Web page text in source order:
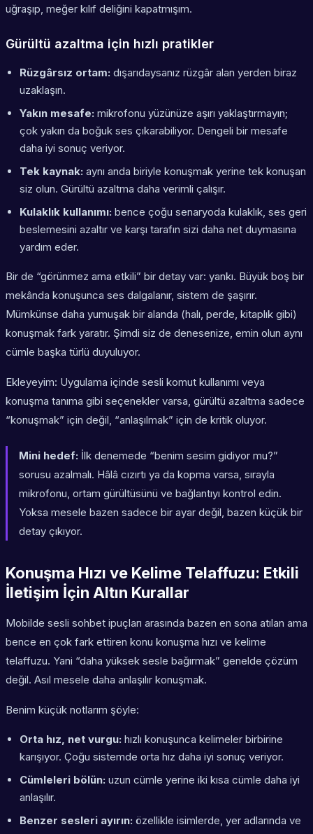
uğraşıp, meğer kılıf deliğini kapatmışım.
Gürültü azaltma için hızlı pratikler
Rüzgârsız ortam: dışarıdaysanız rüzgâr alan yerden biraz
uzaklaşın.
Yakın mesafe: mikrofonu yüzünüze aşırı yaklaştırmayın;
çok yakın da boğuk ses çıkarabiliyor. Dengeli bir mesafe
daha iyi sonuç veriyor.
Tek kaynak: aynı anda biriyle konuşmak yerine tek konuşan
siz olun. Gürültü azaltma daha verimli çalışır.
Kulaklık kullanımı: bence çoğu senaryoda kulaklık, ses geri
beslemesini azaltır ve karşı tarafın sizi daha net duymasına
yardım eder.
Bir de “görünmez ama etkili” bir detay var: yankı. Büyük boş bir
mekânda konuşunca ses dalgalanır, sistem de şaşırır.
Mümkünse daha yumuşak bir alanda (halı, perde, kitaplık gibi)
konuşmak fark yaratır. Şimdi siz de denesenize, emin olun aynı
cümle başka türlü duyuluyor.
Ekleyeyim: Uygulama içinde sesli komut kullanımı veya
konuşma tanıma gibi seçenekler varsa, gürültü azaltma sadece
“konuşmak” için değil, “anlaşılmak” için de kritik oluyor.
Mini hedef: İlk denemede “benim sesim gidiyor mu?”
sorusu azalmalı. Hâlâ cızırtı ya da kopma varsa, sırayla
mikrofonu, ortam gürültüsünü ve bağlantıyı kontrol edin.
Yoksa mesele bazen sadece bir ayar değil, bazen küçük bir
detay çıkıyor.
Konuşma Hızı ve Kelime Telaffuzu: Etkili
İletişim İçin Altın Kurallar
Mobilde sesli sohbet ipuçları arasında bazen en sona atılan ama
bence en çok fark ettiren konu konuşma hızı ve kelime
telaffuzu. Yani “daha yüksek sesle bağırmak” genelde çözüm
değil. Asıl mesele daha anlaşılır konuşmak.
Benim küçük notlarım şöyle:
Orta hız, net vurgu: hızlı konuşunca kelimeler birbirine
karışıyor. Çoğu sistemde orta hız daha iyi sonuç veriyor.
Cümleleri bölün: uzun cümle yerine iki kısa cümle daha iyi
anlaşılır.
Benzer sesleri ayırın: özellikle isimlerde, yer adlarında ve